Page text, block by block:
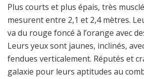
Plus courts et plus épais, très
mesurent entre 2,1 et 2,4 mètres.
va du rouge foncé à l’orange avec
Leurs yeux sont jaunes, inclinés,
fendues verticalement. Réputés et
galaxie pour leurs aptitudes au